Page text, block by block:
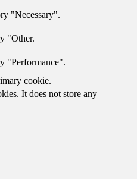
"Necessary".
"Other.
"Performance".
cookie.
It does not store any